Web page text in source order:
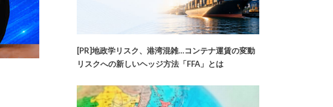
[PR]地政学リスク、港湾混雑…コンテナ運賃の変動
リスクへの新しいヘッジ方法「FFA」とは